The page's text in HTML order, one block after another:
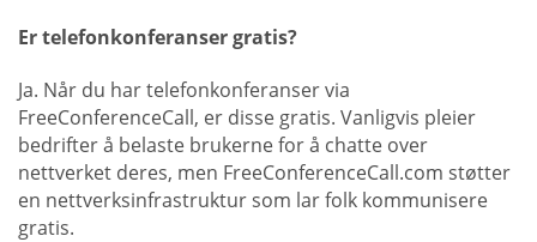
Er telefonkonferanser gratis?
Ja. Når du har telefonkonferanser via
FreeConferenceCall, er disse gratis. Vanligvis pleier
bedrifter å belaste brukerne for å chatte over
nettverket deres, men FreeConferenceCall.com støtter
en nettverksinfrastruktur som lar folk kommunisere
gratis.